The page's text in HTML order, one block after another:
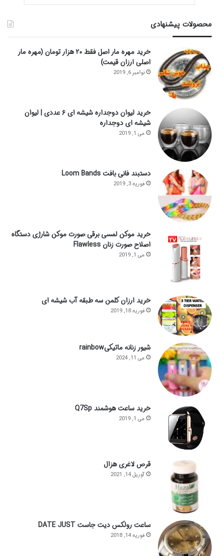
محصولات پیشنهادی
خرید مهره مار اصل فقط ۲۰ هزار تومان (مهره مار
اصلی ارزان قیمت)
نوامبر 6, 2019
خرید لیوان دوجداره شیشه ای ۶ عددی | لیوان
شیشه ای دوجداره
می 1, 2019
دستبند فانی بافت Loom Bands
فوریه 3, 2019
خرید موکن لمسی برقی صورت موکن شارژی دستگاه
اصلاح صورت زنان Flawless
می 1, 2019
خرید ارزان کلمن سه طبقه آب شیشه ای
فوریه 18, 2019
شیور زنانه ماتیکیrainbow
می 11, 2024
خرید ساعت هوشمند Q7Sp
می 1, 2019
قرص لاغری هزال
آوریل 14, 2021
ساعت رولکس دیت جاست DATE JUST
فوریه 14, 2018